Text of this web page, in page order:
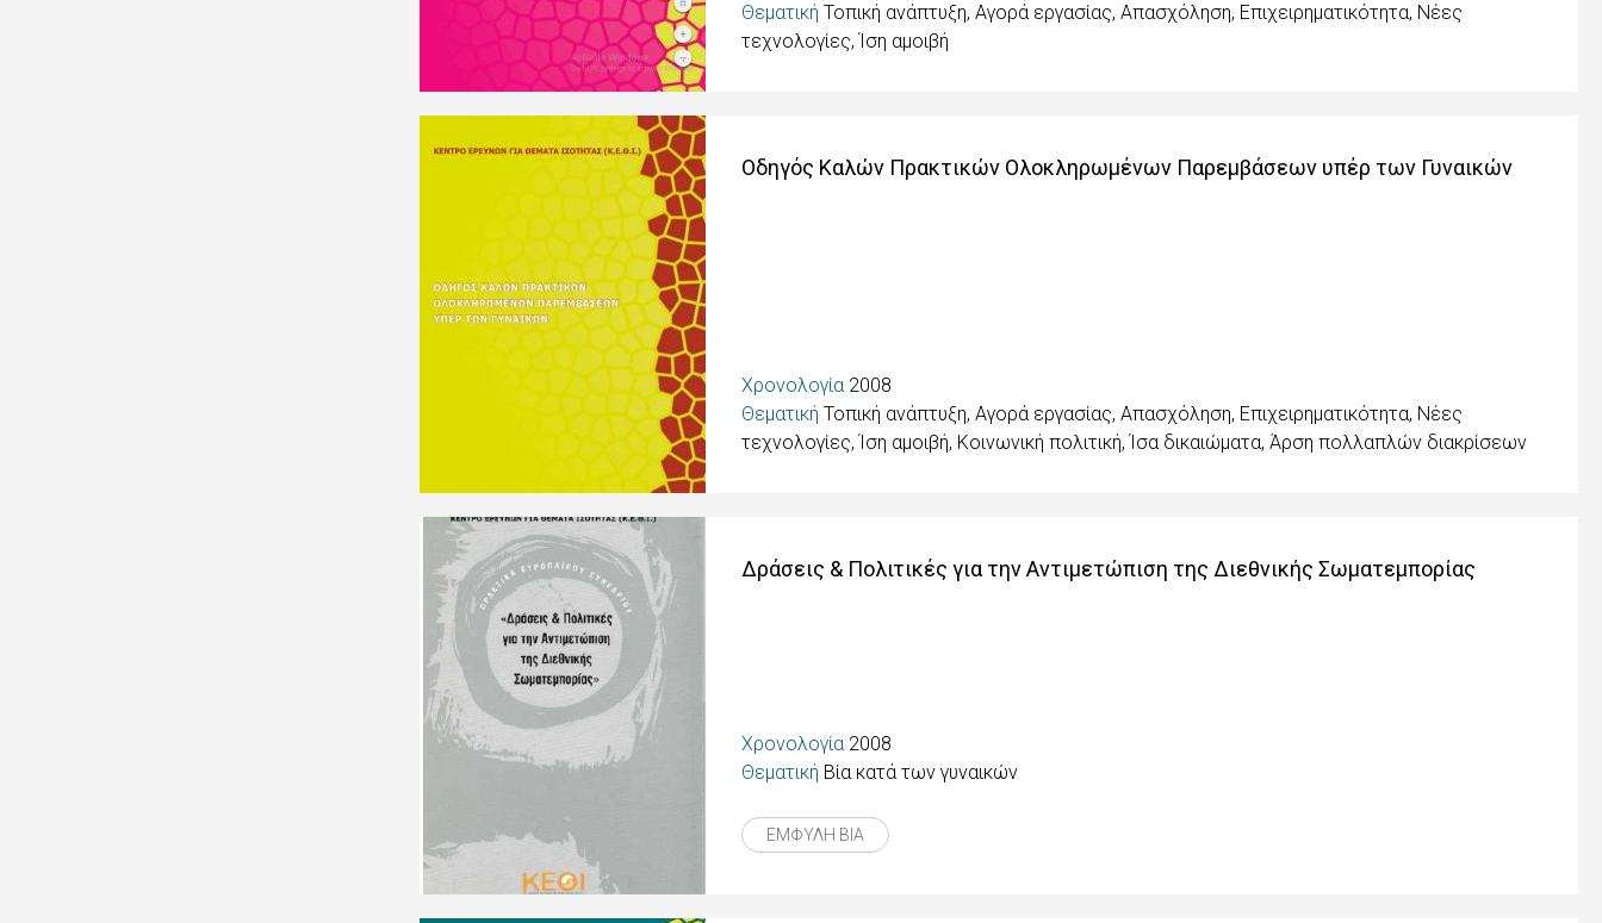
ΘεματικήΤοπική ανάπτυξη, Αγορά εργασίας, Απασχόληση, Επιχειρηματικότητα, Νέες
τεχνολογίες, Ίση αμοιβή
Οδηγός Καλών Πρακτικών Ολοκληρωμένων Παρεμβάσεων υπέρ των Γυναικών
Χρονολογία 2008
ΘεματικήΤοπική ανάπτυξη, Αγορά εργασίας, Απασχόληση, Επιχειρηματικότητα, Νέες
τεχνολογίες, Ίση αμοιβή, Κοινωνική πολιτική, Ίσα δικαιώματα, Άρση πολλαπλών διακρίσεων
Δράσεις & Πολιτικές για την Αντιμετώπιση της Διεθνικής Σωματεμπορίας
Χρονολογία 2008
Θεματική Βία κατά των γυναικών
ΕΜΦΥΛΗ ΒΙΑ